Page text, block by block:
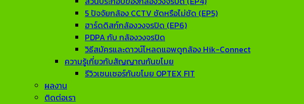
5 ปัจจัยกล้อง CCTV ชัดหรือไม่ชัด (EP5)
ฮาร์ดดิสก์กล้องวงจรปิด (EP6)
PDPA กับ กล้องวงจรปิด
วิธีสมัครและดาวน์โหลดแอพดูกล้อง Hik-Connect
ความรู้เกี่ยวกับสัญญาณกันขโมย
รีวิวเซนเซอร์กันขโมย OPTEX FIT
ผลงาน
ติดต่อเรา